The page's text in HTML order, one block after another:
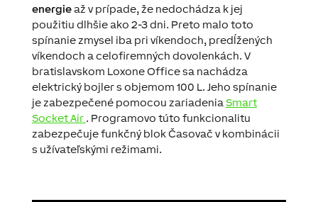
energieaž v prípade, že nedochádza k jej
použitiu dlhšie ako 2-3 dni. Preto malo toto
spínanie zmysel iba pri víkendoch, predĺžených
víkendoch a celofiremných dovolenkách. V
bratislavskom Loxone Office sa nachádza
elektrický bojler s objemom 100 L. Jeho spínanie
je zabezpečené pomocou zariadenia Smart
Socket Air . Programovo túto funkcionalitu
zabezpečuje funkčný blok Časovač v kombinácii
s užívateľskými režimami.